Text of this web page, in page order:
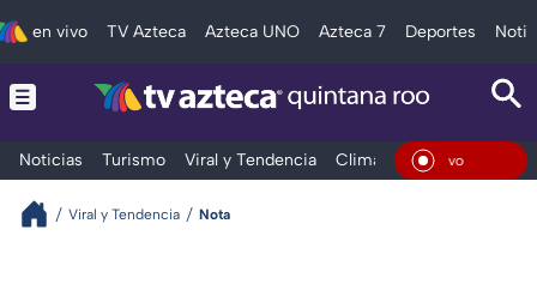
en vivo TV Azteca Azteca UNO Azteca 7 Deportes
Noticias Turismo Viral y Tendencia Clima Tráfico En
Viral y Tendencia Nota